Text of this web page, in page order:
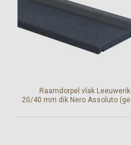
Raamdorpel vlak Leeuwerik
20/40 mm dik Nero Assoluto